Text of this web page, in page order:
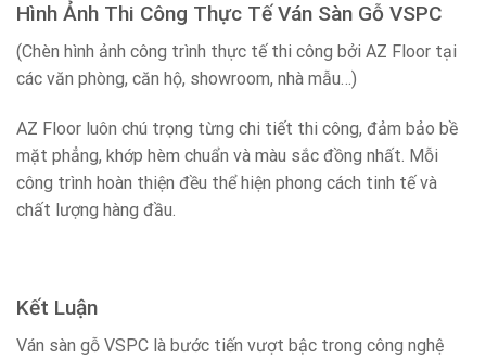
Hình Ảnh Thi Công Thực Tế Ván Sàn Gỗ VSPC
(Chèn hình ảnh công trình thực tế thi công bởi AZ Floor tại
các văn phòng, căn hộ, showroom, nhà mẫu…)
AZ Floor luôn chú trọng từng chi tiết thi công, đảm bảo bề
mặt phẳng, khớp hèm chuẩn và màu sắc đồng nhất. Mỗi
công trình hoàn thiện đều thể hiện phong cách tinh tế và
chất lượng hàng đầu.
Kết Luận
Ván sàn gỗ VSPC là bước tiến vượt bậc trong công nghệ